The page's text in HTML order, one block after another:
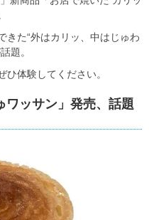
きた“外はカリッ、中はじゅわ
題。
体験してください。
ワッサン」発売、話題